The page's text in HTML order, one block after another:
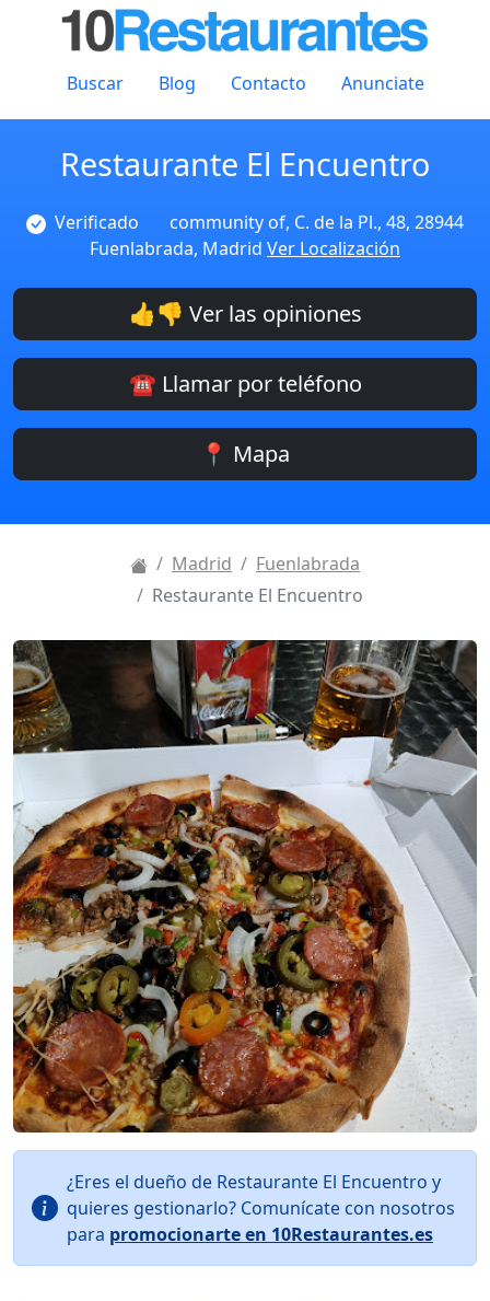
Buscar Blog Contacto Anunciate
Restaurante El Encuentro
Verificado
community of, C. de la Pl., 48, 28944
Fuenlabrada, Madrid Ver Localización
👍👎 Ver las opiniones
☎️ Llamar por teléfono
📍 Mapa
Madrid
Fuenlabrada
Restaurante El Encuentro
¿Eres el dueño de Restaurante El Encuentro y
quieres gestionarlo? Comunícate con nosotros
para promocionarte en 10Restaurantes.es